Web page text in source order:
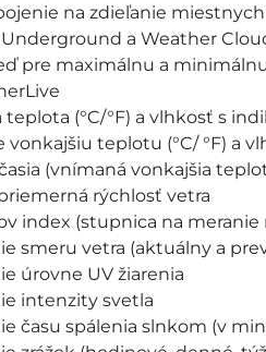
na zdieľanie
a Weather
pre maximálnu a
teplota (°C/°F) a vlhkosť s
vonkajšiu teplotu (°C/ °F) a
(vnímaná vonkajšia
rýchlosť vetra
index (stupnica na meranie
smeru vetra (aktuálny a
úrovne UV žiarenia
intenzity svetla
času spálenia slnkom (v